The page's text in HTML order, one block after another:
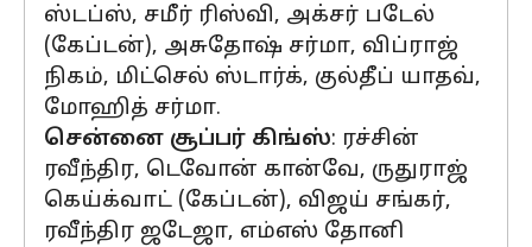
ஸ்டப்ஸ், சமீர் ரிஸ்வி, அக்சர் படேல்
(கேப்டன்), அசுதோஷ் சர்மா, விப்ராஜ்
நிகம், மிட்செல் ஸ்டார்க், குல்தீப் யாதவ்,
மோஹித் சர்மா.
சென்னை சூப்பர் கிங்ஸ்: ரச்சின்
ரவீந்திர, டெவோன் கான்வே, ருதுராஜ்
கெய்க்வாட் (கேப்டன்), விஜய் சங்கர்,
ரவீந்திர ஜடேஜா, எம்எஸ் தோனி